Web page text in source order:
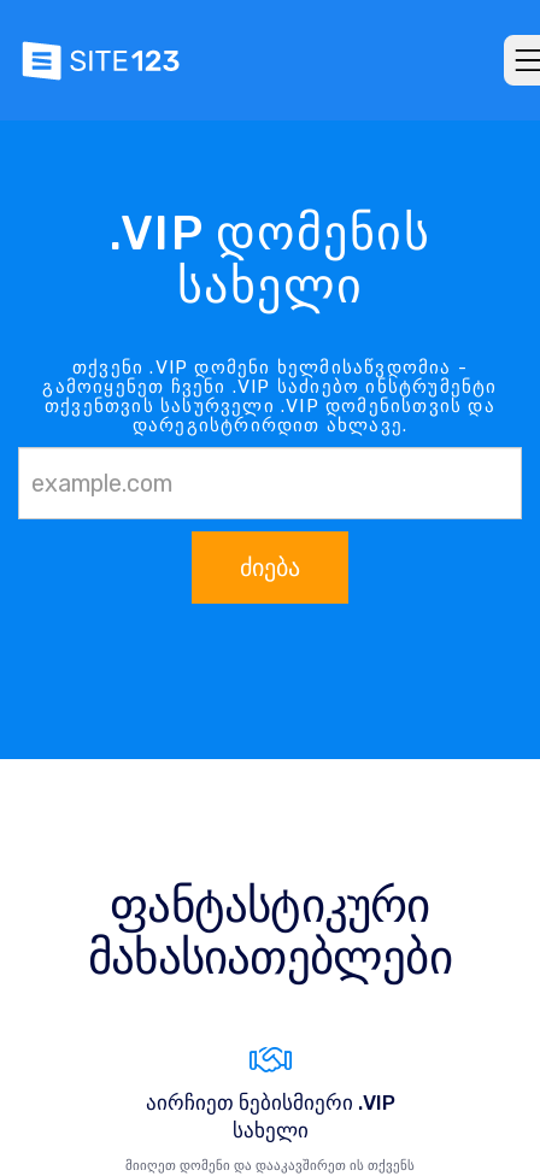
.VIP დომენის
სახელი
თქვენი .VIP დომენი ხელმისაწვდომია -
გამოიყენეთ ჩვენი .VIP საძიებო ინსტრუმენტი
თქვენთვის სასურველი .VIP დომენისთვის და
დარეგისტრირდით ახლავე.
ძიება
ფანტასტიკური
მახასიათებლები
აირჩიეთ ნებისმიერი .VIP
სახელი
მიიღეთ დომენი და დააკავშირეთ ის თქვენს